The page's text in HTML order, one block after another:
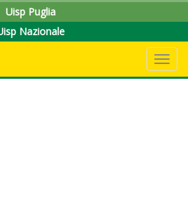
Uisp Puglia
Nazionale